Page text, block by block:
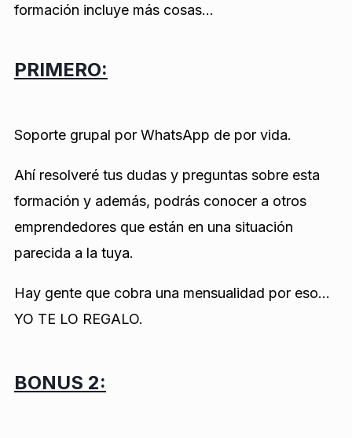
formación incluye más cosas…
PRIMERO:
Soporte grupal por WhatsApp de por vida.
Ahí resolveré tus dudas y preguntas sobre esta
formación y además, podrás conocer a otros
emprendedores que están en una situación
parecida a la tuya.
Hay gente que cobra una mensualidad por eso…
YO TE LO REGALO.
BONUS 2: